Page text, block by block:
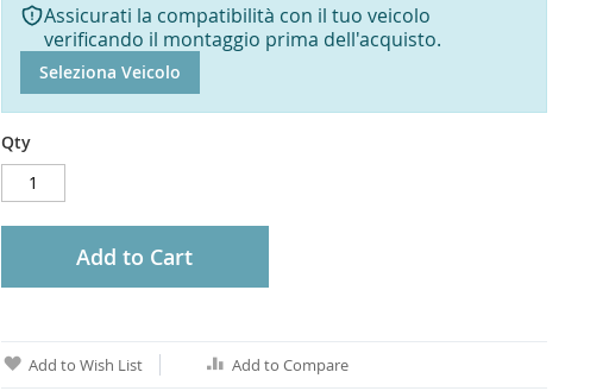
Assicurati la compatibilità con il tuo veicolo
verificando il montaggio prima dell'acquisto.
Seleziona Veicolo
Qty
Add to Cart
Add to Wish List Add to Compare